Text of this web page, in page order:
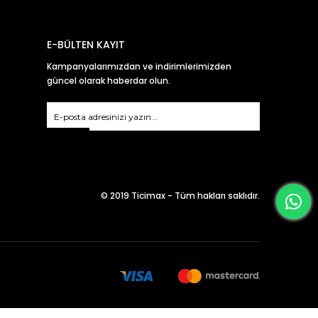
E-BÜLTEN KAYIT
Kampanyalarımızdan ve indirimlerimizden
güncel olarak haberdar olun.
© 2019 Ticimax - Tüm hakları saklıdır.